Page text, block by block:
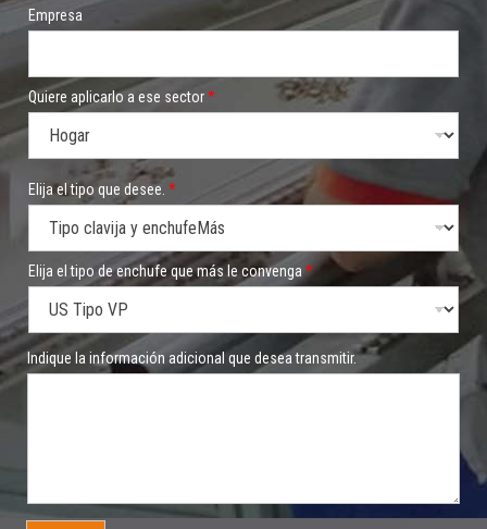
Empresa
Quiere aplicarlo a ese sector*
o
e
e
l
Elija el tipo que desee. *
Elija el tipo de enchufe que más le convenga *
Indique la información adicional que desea transmitir.